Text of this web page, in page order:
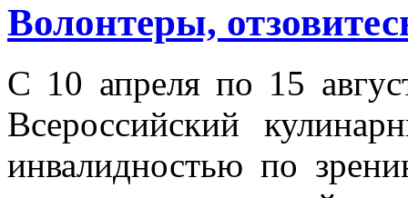
Волонтеры,
С 10 апреля по 15
Всероссийский
инвалидностью по